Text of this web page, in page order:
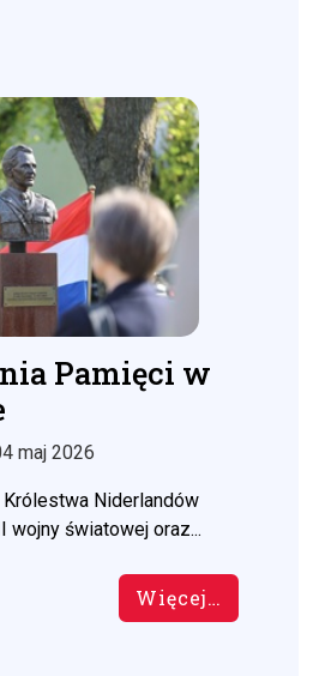
Pamięci w
maj 2026
Niderlandów
wojny światowej oraz...
Więcej…